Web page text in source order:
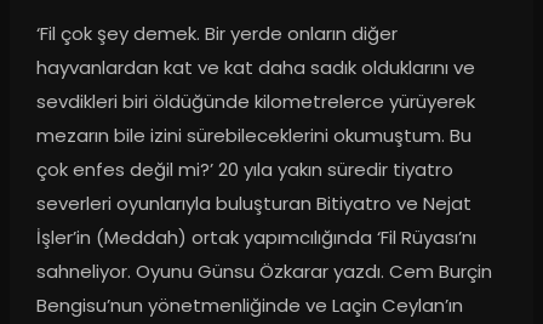
‘Fil çok şey demek. Bir yerde onların diğer
hayvanlardan kat ve kat daha sadık olduklarını ve
sevdikleri biri öldüğünde kilometrelerce yürüyerek
mezarın bile izini sürebileceklerini okumuştum. Bu
çok enfes değil mi?’ 20 yıla yakın süredir tiyatro
severleri oyunlarıyla buluşturan Bitiyatro ve Nejat
İşler’in (Meddah) ortak yapımcılığında ‘Fil Rüyası’nı
sahneliyor. Oyunu Günsu Özkarar yazdı. Cem Burçin
Bengisu’nun yönetmenliğinde ve Laçin Ceylan’ın